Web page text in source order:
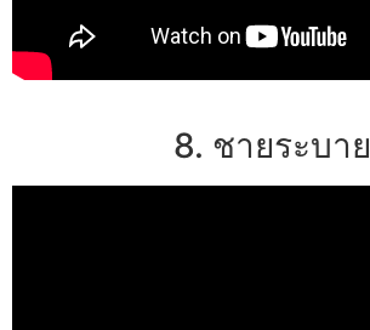
8. ชายระบาย